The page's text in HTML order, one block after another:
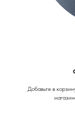
Добавьте в